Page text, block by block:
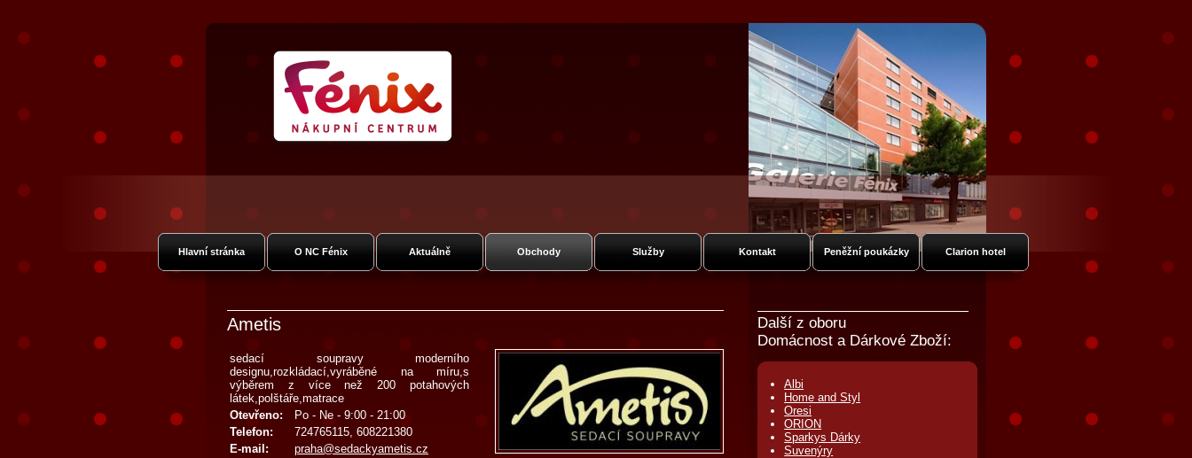
Nákupní Galerie Fénix
Vysočanská
Hlavní stránka O NC Fénix Aktuálně Obchody Služby Kontakt Peněžní poukázky Clarion hotel
Ametis
sedací soupravy moderního
designu,rozkládací,vyráběné na míru,s
výběrem z více než 200 potahových
látek,polštáře,matrace
Otevřeno:
Po - Ne - 9:00 - 21:00
Telefon:
724765115, 608221380
E-mail:
praha@sedackyametis.cz
Další z oboru
Domácnost a Dárkové Zboží:
Albi
Home and Styl
Oresi
ORION
Sparkys Dárky
Suvenýry